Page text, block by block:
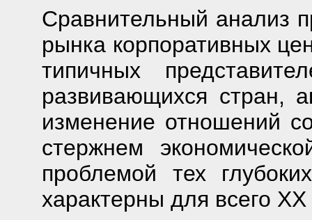
Сравнительный анализ
рынка корпоративных
типичных
развивающихся стран,
изменение отношений
стержнем
проблемой тех
характерны для всего ХХ